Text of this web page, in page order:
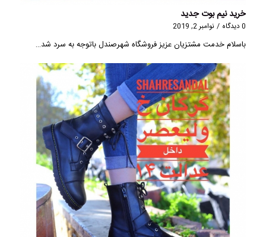
خرید نیم بوت جدید
0 دیدگاه / نوامبر 2, 2019
باسلام خدمت مشتزیان عزیز فروشگاه شهرصندل باتوجه به سرد شد…